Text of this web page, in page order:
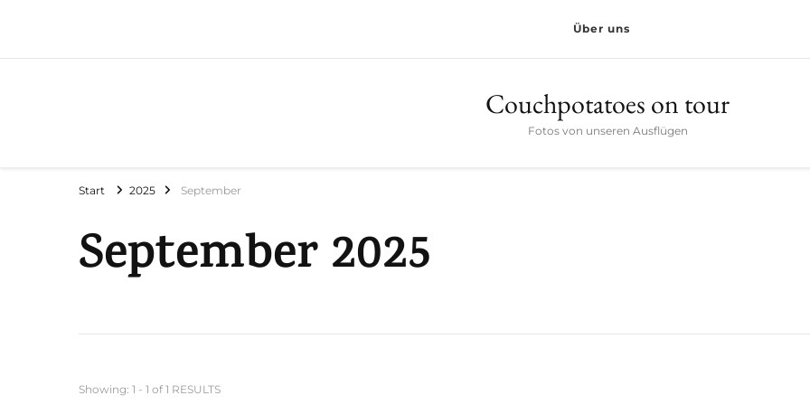
Über uns
Couchpotatoes on tour
Fotos von unseren Ausflügen
Start 2025 September
September 2025
Showing: 1 - 1 of 1 RESULTS